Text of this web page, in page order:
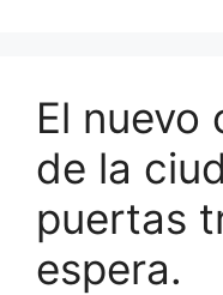
El nuevo
de la
puertas
espera.